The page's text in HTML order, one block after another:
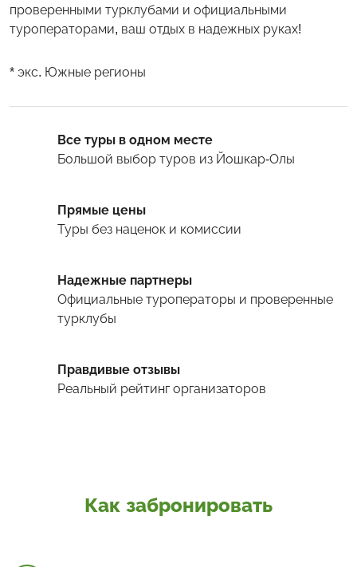
проверенными турклубами и официальными
туроператорами, ваш отдых в надежных руках!
* экс. Южные регионы
Все туры в одном месте
Большой выбор туров из Йошкар-Олы
Прямые цены
Туры без наценок и комиссии
Надежные партнеры
Официальные туроператоры и проверенные
турклубы
Правдивые отзывы
Реальный рейтинг организаторов
Как забронировать